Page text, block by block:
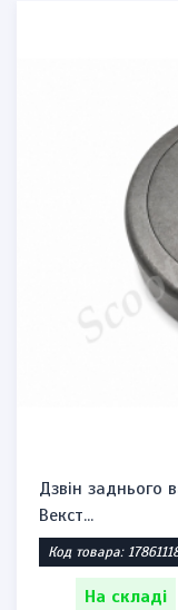
Дзвін заднього
Векст...
Код товара:
На складі